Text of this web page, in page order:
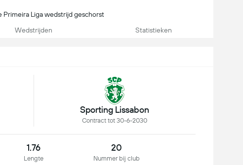
Primeira Liga wedstrijd geschorst
Wedstrijden Statistieken
Sporting Lissabon
Contract tot 30-6-2030
1.76
Lengte
20
Nummer bij club